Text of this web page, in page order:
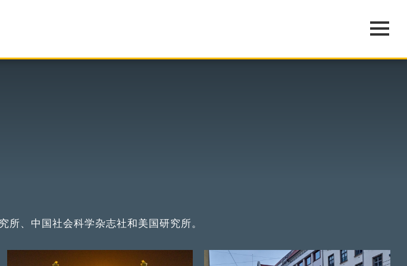
、中国社会科学杂志社和美国研究所。